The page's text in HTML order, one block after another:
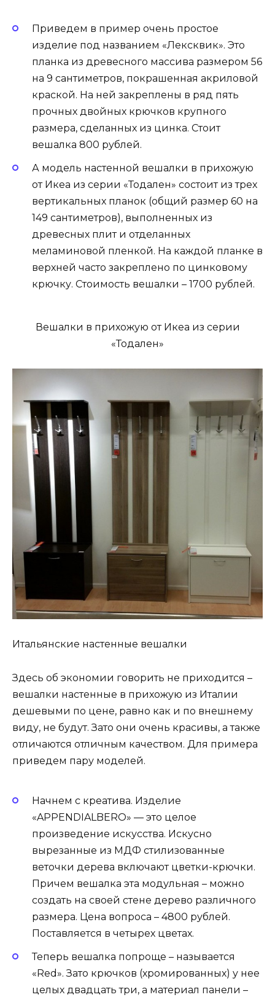
Приведем в пример очень простое
изделие под названием «Лексквик». Это
планка из древесного массива размером 56
на 9 сантиметров, покрашенная акриловой
краской. На ней закреплены в ряд пять
прочных двойных крючков крупного
размера, сделанных из цинка. Стоит
вешалка 800 рублей.
А модель настенной вешалки в прихожую
от Икеа из серии «Тодален» состоит из трех
вертикальных планок (общий размер 60 на
149 сантиметров), выполненных из
древесных плит и отделанных
меламиновой пленкой. На каждой планке в
верхней часто закреплено по цинковому
крючку. Стоимость вешалки – 1700 рублей.
Вешалки в прихожую от Икеа из серии
«Тодален»
Итальянские настенные вешалки
Здесь об экономии говорить не приходится –
вешалки настенные в прихожую из Италии
дешевыми по цене, равно как и по внешнему
виду, не будут. Зато они очень красивы, а также
отличаются отличным качеством. Для примера
приведем пару моделей.
Начнем с креатива. Изделие
«APPENDIALBERO» — это целое
произведение искусства. Искусно
вырезанные из МДФ стилизованные
веточки дерева включают цветки-крючки.
Причем вешалка эта модульная – можно
создать на своей стене дерево различного
размера. Цена вопроса – 4800 рублей.
Поставляется в четырех цветах.
Теперь вешалка попроще – называется
«Red». Зато крючков (хромированных) у нее
целых двадцать три, а материал панели –